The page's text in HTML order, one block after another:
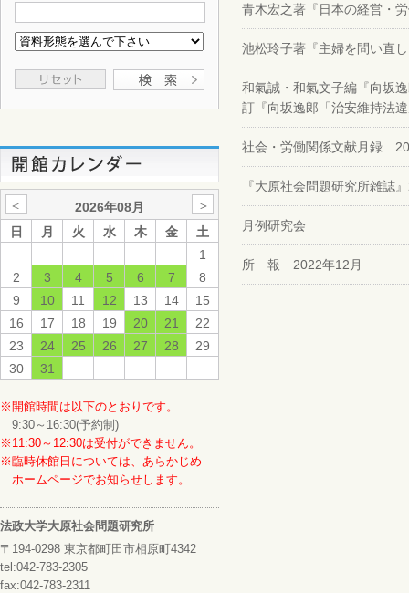
＜ 2026年08月
＞
日
月 火 水 木 金
土
1
2
3 4 5 6 7
8
9
10 11 12 13 14
15
16
17 18 19 20 21
22
23
24 25 26 27 28
29
30
31
※開館時間は以下のとおりです。
9:30～16:30(予約制)
※11:30～12:30は受付ができません。
※臨時休館日については、あらかじめ
ホームページでお知らせします。
法政大学大原社会問題研究所
〒194-0298 東京都町田市相原町4342
tel:042-783-2305
fax:042-783-2311
青木宏之著『日本の経営・
池松玲子著『主婦を問い直
和氣誠・和氣文子編『向坂
訂『向坂逸郎「治安維持法
社会・労働関係文献月録
『大原社会問題研究所雑誌
月例研究会
所 報 2022年12月